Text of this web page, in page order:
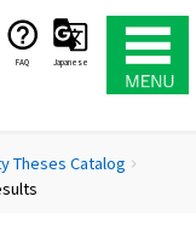
FAQ Japanese
Theses Catalog chevron_right